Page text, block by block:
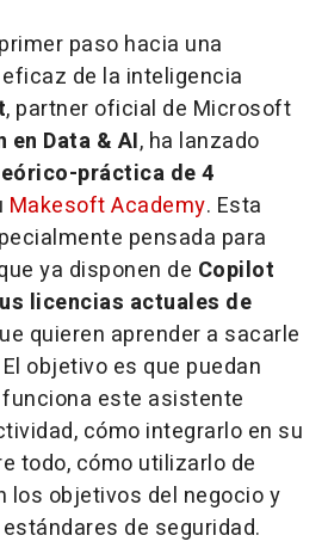
paso hacia una
de la inteligencia
, partner oficial de Microsoft
Data & AI, ha lanzado
práctica de 4
Makesoft Academy. Esta
pensada para
ya disponen de Copilot
licencias actuales de
quieren aprender a sacarle
objetivo es que puedan
este asistente
cómo integrarlo en su
todo, cómo utilizarlo de
los objetivos del negocio y
de seguridad.